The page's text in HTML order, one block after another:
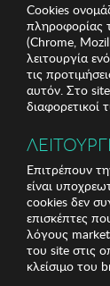
Cookies
πληροφορίας
(Chrome,
λειτουργία
τις
αυτόν. Στο
διαφορετικοί
Επιτρέπουν
είναι
cookies δεν
επισκέπτες
λόγους
του site στις
κλείσιμο του